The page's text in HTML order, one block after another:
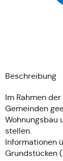
Beschreibung
Im Rahmen
Gemeinden
Wohnungsbau
stellen.
Informationen
Grundstücken